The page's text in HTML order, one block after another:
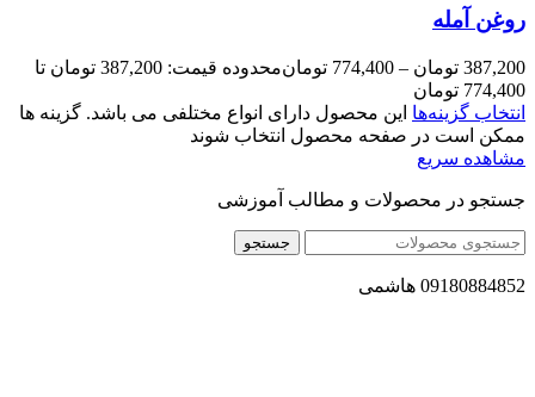
روغن آمله
387,200 تومان –
774,400 تومان
محدوده قیمت: 387,200 تومان تا
774,400 تومان
انتخاب گزینه‌ها این محصول دارای انواع مختلفی می باشد. گزینه ها
ممکن است در صفحه محصول انتخاب شوند
مشاهده سریع
جستجو در محصولات و مطالب آموزشی
جستجو
09180884852 هاشمی